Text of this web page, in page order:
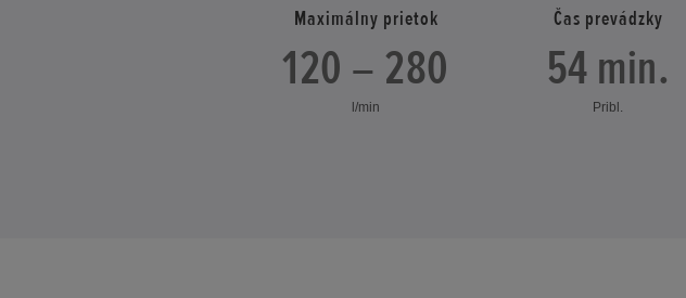
Maximálny prietok
120 – 280
l/min
Čas prevádzky
54 min.
Pribl.